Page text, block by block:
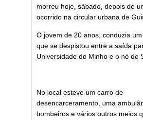
morreu hoje, sábado, depois de
ocorrido na circular urbana de
O jovem de 20 anos, conduzia
que se despistou entre a saída
Universidade do Minho e o nó de
No local esteve um carro de
desencarceramento, uma
bombeiros e vários outros meios